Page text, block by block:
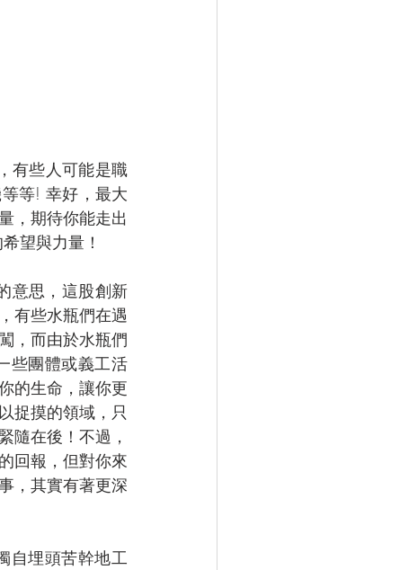
有些人可能是職
等! 幸好，最大
，期待你能走出
望與力量！
意思，這股創新
有些水瓶們在遇
，而由於水瓶們
些團體或義工活
的生命，讓你更
捉摸的領域，只
隨在後！不過，
回報，但對你來
，其實有著更深
自埋頭苦幹地工